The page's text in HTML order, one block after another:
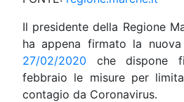
Il presidente della Regione
ha appena firmato la nuova
27/02/2020 che dispone
febbraio le misure per
contagio da Coronavirus.